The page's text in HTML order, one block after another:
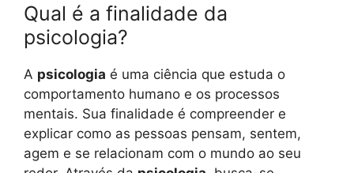
Qual é a finalidade da
psicologia?
A psicologia é uma ciência que estuda o
comportamento humano e os processos
mentais. Sua finalidade é compreender e
explicar como as pessoas pensam, sentem,
agem e se relacionam com o mundo ao seu